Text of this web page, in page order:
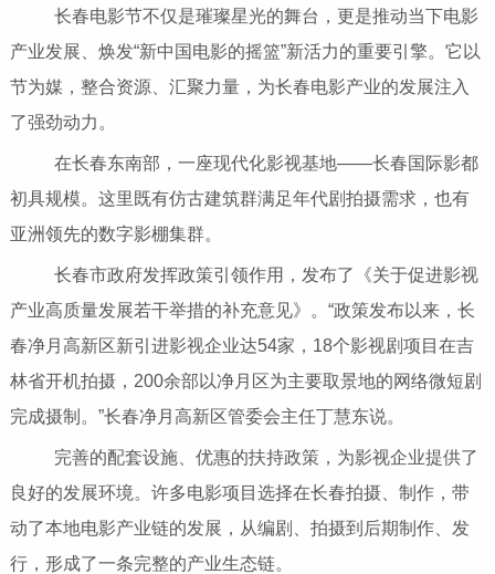
长春电影节不仅是璀璨星光的舞台，更是推动当下电影
产业发展、焕发“新中国电影的摇篮”新活力的重要引擎。它以
节为媒，整合资源、汇聚力量，为长春电影产业的发展注入
了强劲动力。
在长春东南部，一座现代化影视基地——长春国际影都
初具规模。这里既有仿古建筑群满足年代剧拍摄需求，也有
亚洲领先的数字影棚集群。
长春市政府发挥政策引领作用，发布了《关于促进影视
产业高质量发展若干举措的补充意见》。“政策发布以来，长
春净月高新区新引进影视企业达54家，18个影视剧项目在吉
林省开机拍摄，200余部以净月区为主要取景地的网络微短剧
完成摄制。”长春净月高新区管委会主任丁慧东说。
完善的配套设施、优惠的扶持政策，为影视企业提供了
良好的发展环境。许多电影项目选择在长春拍摄、制作，带
动了本地电影产业链的发展，从编剧、拍摄到后期制作、发
行，形成了一条完整的产业生态链。